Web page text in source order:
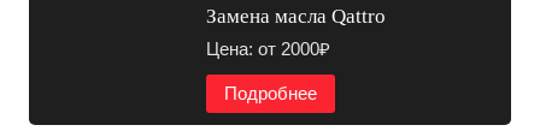
Замена масла Qattro
Цена: от 2000₽
Подробнее